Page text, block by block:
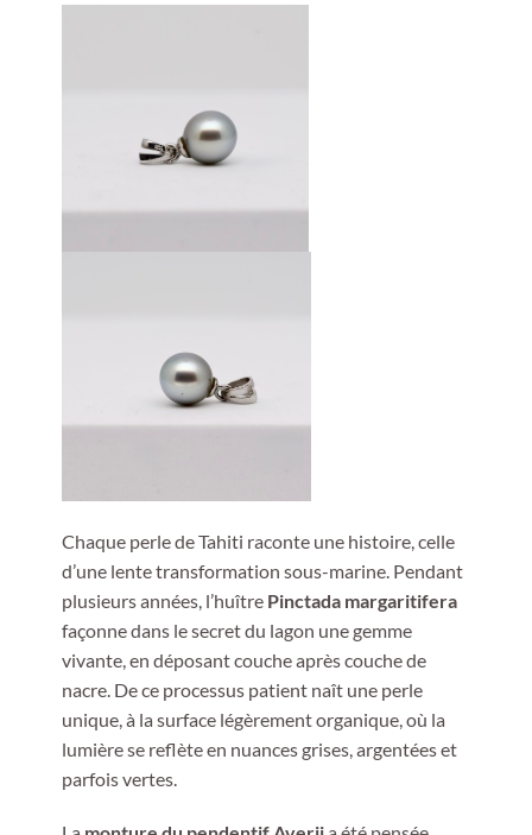
Chaque perle de Tahiti raconte une histoire, celle
d’une lente transformation sous-marine. Pendant
plusieurs années, l’huître Pinctada margaritifera
façonne dans le secret du lagon une gemme
vivante, en déposant couche après couche de
nacre. De ce processus patient naît une perle
unique, à la surface légèrement organique, où la
lumière se reflète en nuances grises, argentées et
parfois vertes.